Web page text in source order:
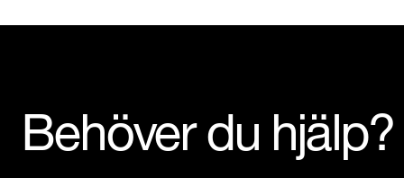
Behöver du hjälp?